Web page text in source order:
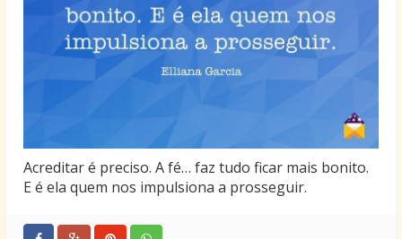
Acreditar é preciso. A fé… faz tudo ficar mais bonito.
E é ela quem nos impulsiona a prosseguir.